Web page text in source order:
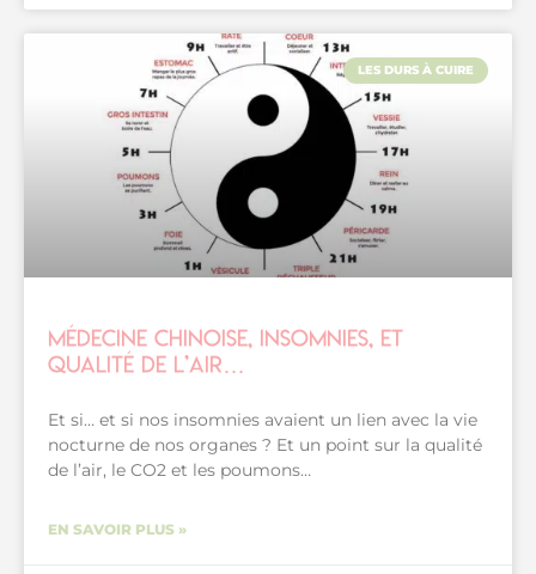
LES DURS À CUIRE
Médecine chinoise, insomnies, et
qualité de l’air…
Et si… et si nos insomnies avaient un lien avec la vie
nocturne de nos organes ? Et un point sur la qualité
de l’air, le CO2 et les poumons…
EN SAVOIR PLUS »